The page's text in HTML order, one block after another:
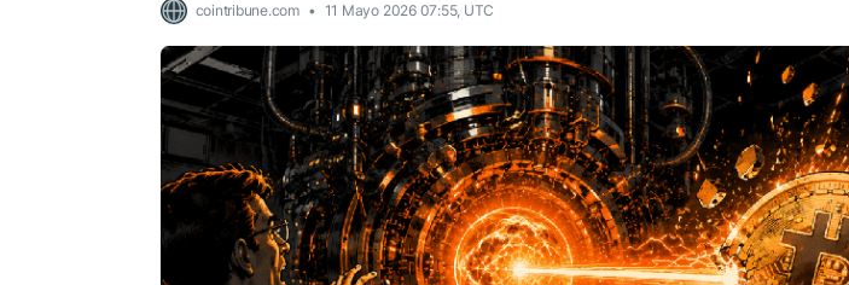
cointribune.com 11 Mayo 2026 07:55, UTC